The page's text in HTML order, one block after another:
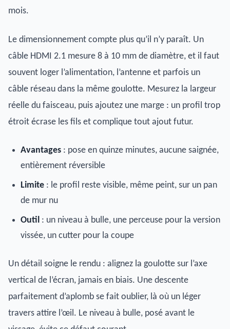
mois.
Le dimensionnement compte plus qu’il n’y paraît. Un
câble HDMI 2.1 mesure 8 à 10 mm de diamètre, et il faut
souvent loger l’alimentation, l’antenne et parfois un
câble réseau dans la même goulotte. Mesurez la largeur
réelle du faisceau, puis ajoutez une marge : un profil trop
étroit écrase les fils et complique tout ajout futur.
Avantages : pose en quinze minutes, aucune saignée,
entièrement réversible
Limite : le profil reste visible, même peint, sur un pan
de mur nu
Outil : un niveau à bulle, une perceuse pour la version
vissée, un cutter pour la coupe
Un détail soigne le rendu : alignez la goulotte sur l’axe
vertical de l’écran, jamais en biais. Une descente
parfaitement d’aplomb se fait oublier, là où un léger
travers attire l’œil. Le niveau à bulle, posé avant le